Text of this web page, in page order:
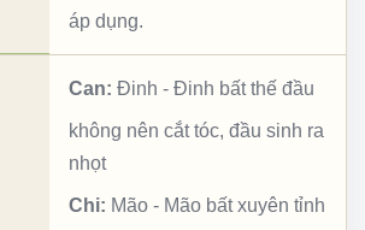
áp dụng.
Can: Đinh - Đinh bất thế đầu
không nên cắt tóc, đầu sinh ra
nhọt
Chi: Mão - Mão bất xuyên tỉnh